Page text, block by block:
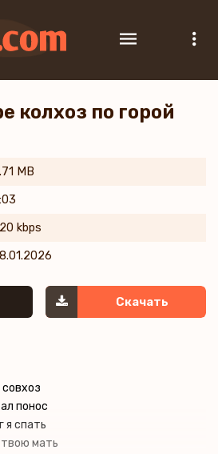
колхоз по горой
MB
kbps
Скачать
совхоз
понос
я спать
мать